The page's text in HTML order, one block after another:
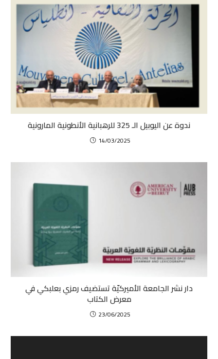
ندوة عن اليوبيل الـ 325 للرهبانية الأنطونية المارونية
14/03/2025
دار نشر الجامعة الأميركيّة تستضيف رمزي بعلبكي في
معرض الكتاب
23/06/2025